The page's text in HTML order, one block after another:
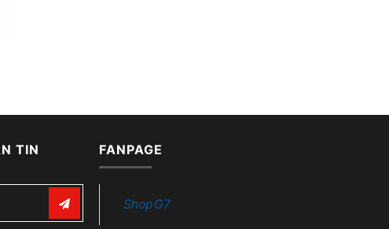
TIN FANPAGE
ShopG7